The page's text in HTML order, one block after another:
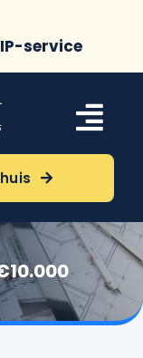
service